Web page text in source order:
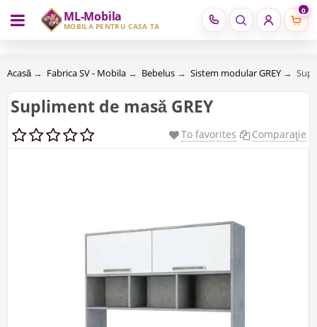
ML-Mobila
MOBILĂ PENTRU CASA TA
0
RU RO
Acasă → Fabrica SV - Mobila → Bebelus → Sistem modular GREY →
Supliment de masă GREY
To favorites Comparaţie